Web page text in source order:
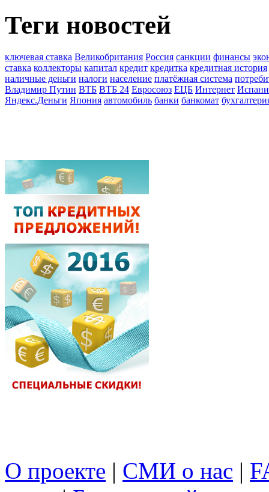
Теги новостей
ключевая ставка Великобритания Россия санкции финансы
ставка коллекторы капитал кредит кредитка кредитная история
наличные деньги налоги население платёжная система
Владимир Путин ВТБ ВТБ 24 Евросоюз ЕЦБ Интернет
Яндекс.Деньги Япония автомобиль банки банкомат
О проекте | СМИ о нас |